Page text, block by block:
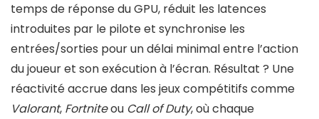
temps de réponse du GPU, réduit les latences
introduites par le pilote et synchronise les
entrées/sorties pour un délai minimal entre l’action
du joueur et son exécution à l’écran. Résultat ? Une
réactivité accrue dans les jeux compétitifs comme
Valorant, Fortniteou Call of Duty, où chaque